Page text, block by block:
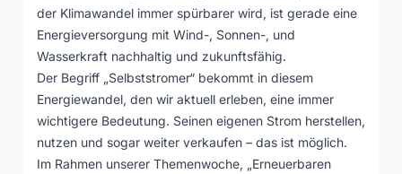
der Klimawandel immer spürbarer wird, ist gerade eine
Energieversorgung mit Wind-, Sonnen-, und
Wasserkraft nachhaltig und zukunftsfähig.
Der Begriff „Selbststromer“ bekommt in diesem
Energiewandel, den wir aktuell erleben, eine immer
wichtigere Bedeutung. Seinen eigenen Strom herstellen,
nutzen und sogar weiter verkaufen – das ist möglich.
Im Rahmen unserer Themenwoche, „Erneuerbaren